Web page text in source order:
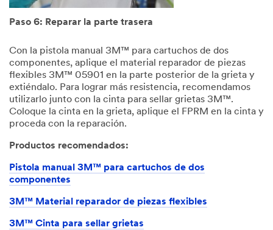
Paso 6: Reparar la parte trasera
Con la pistola manual 3M™ para cartuchos de dos
componentes, aplique el material reparador de piezas
flexibles 3M™ 05901 en la parte posterior de la grieta y
extiéndalo. Para lograr más resistencia, recomendamos
utilizarlo junto con la cinta para sellar grietas 3M™.
Coloque la cinta en la grieta, aplique el FPRM en la cinta y
proceda con la reparación.
Productos recomendados:
Pistola manual 3M™ para cartuchos de dos
componentes
3M™ Material reparador de piezas flexibles
3M™ Cinta para sellar grietas